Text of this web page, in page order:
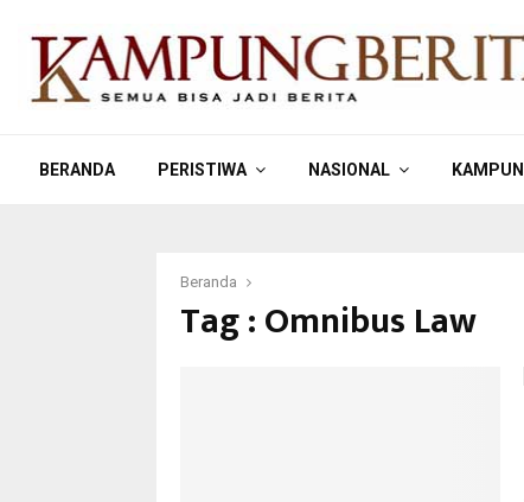
BERANDA PERISTIWA NASIONAL
Beranda
Tag : Omnibus Law